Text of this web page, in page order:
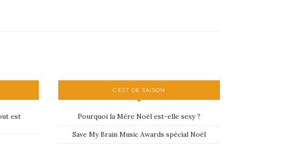
est
C’EST DE SAISON
Pourquoi la Mère Noël est-elle sexy ?
Save My Brain Music Awards spécial Noël